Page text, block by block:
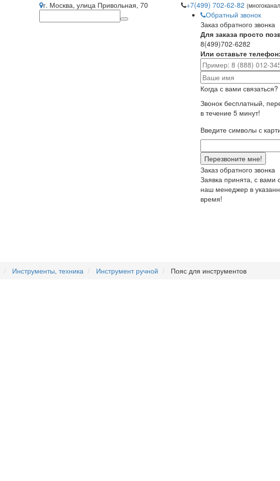
г. Москва, улица Привольная, 70 +7(499) 702-62-82
Обратный звонок
Заказ обратного звонка
Для заказа просто
8(499)702-6282
Или оставьте телефон:
Когда с вами связаться?
Звонок бесплатный,
в течение 5 минут!
Введите символы с
Заказ обратного звонка
Заявка принята, с вами
наш менеджер в
время!
Инструменты, техника Инструмент ручной Пояс для инструментов